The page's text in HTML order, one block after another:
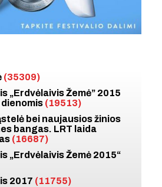
(35309)
„Erdvėlaivis Žemė” 2015
dienomis (19513)
bei naujausios žinios
bangas. LRT laida
(16687)
„Erdvėlaivis Žemė 2015“
2017 (11755)